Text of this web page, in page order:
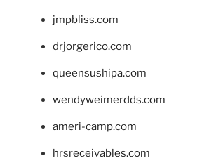
jmpbliss.com
drjorgerico.com
queensushipa.com
wendyweimerdds.com
ameri-camp.com
hrsreceivables.com